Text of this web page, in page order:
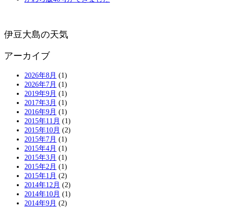
伊豆大島の天気
アーカイブ
2026年8月 (1)
2026年7月 (1)
2019年9月 (1)
2017年3月 (1)
2016年9月 (1)
2015年11月 (1)
2015年10月 (2)
2015年7月 (1)
2015年4月 (1)
2015年3月 (1)
2015年2月 (1)
2015年1月 (2)
2014年12月 (2)
2014年10月 (1)
2014年9月 (2)